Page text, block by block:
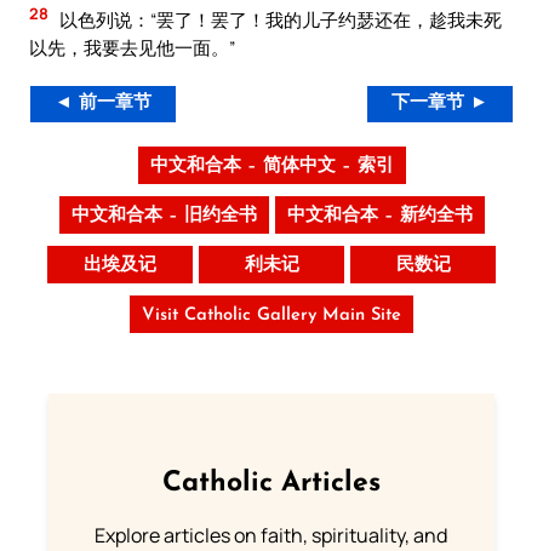
28
以色列说：“罢了！罢了！我的儿子约瑟还在，趁我未死
以先，我要去见他一面。”
◄ 前一章节 下一章节 ►
中文和合本 – 简体中文 – 索引
中文和合本 – 旧约全书 中文和合本 – 新约全书
出埃及记 利未记 民数记
Visit Catholic Gallery Main Site
Catholic Articles
Explore articles on faith, spirituality, and